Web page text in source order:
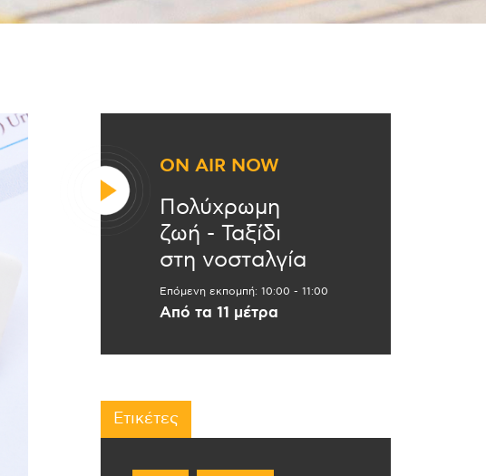
ON AIR NOW
Πολύχρωμη
ζωή - Ταξίδι
στη νοσταλγία
Επόμενη εκπομπή: 10:00 - 11:00
Από τα 11 μέτρα
Ετικέτες